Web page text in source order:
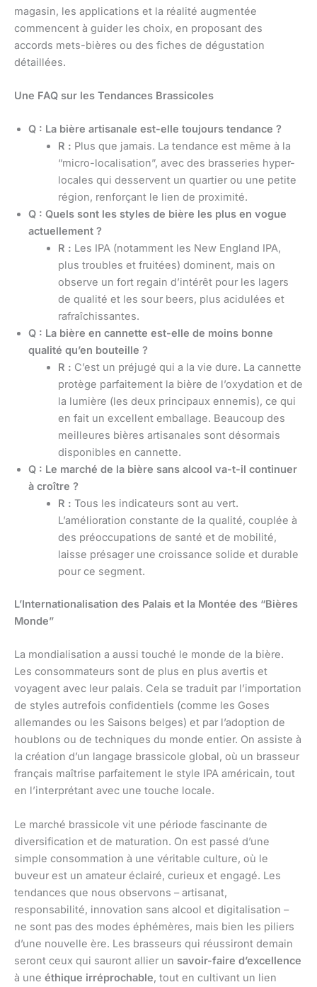
magasin, les applications et la réalité augmentée
commencent à guider les choix, en proposant des
accords mets-bières ou des fiches de dégustation
détaillées.
Une FAQ sur les Tendances Brassicoles
Q : La bière artisanale est-elle toujours tendance ?
R : Plus que jamais. La tendance est même à la
“micro-localisation”, avec des brasseries hyper-
locales qui desservent un quartier ou une petite
région, renforçant le lien de proximité.
Q : Quels sont les styles de bière les plus en vogue
actuellement ?
R : Les IPA (notamment les New England IPA,
plus troubles et fruitées) dominent, mais on
observe un fort regain d’intérêt pour les lagers
de qualité et les sour beers, plus acidulées et
rafraîchissantes.
Q : La bière en cannette est-elle de moins bonne
qualité qu’en bouteille ?
R : C’est un préjugé qui a la vie dure. La cannette
protège parfaitement la bière de l’oxydation et de
la lumière (les deux principaux ennemis), ce qui
en fait un excellent emballage. Beaucoup des
meilleures bières artisanales sont désormais
disponibles en cannette.
Q : Le marché de la bière sans alcool va-t-il continuer
à croître ?
R : Tous les indicateurs sont au vert.
L’amélioration constante de la qualité, couplée à
des préoccupations de santé et de mobilité,
laisse présager une croissance solide et durable
pour ce segment.
L’Internationalisation des Palais et la Montée des “Bières
Monde”
La mondialisation a aussi touché le monde de la bière.
Les consommateurs sont de plus en plus avertis et
voyagent avec leur palais. Cela se traduit par l’importation
de styles autrefois confidentiels (comme les Goses
allemandes ou les Saisons belges) et par l’adoption de
houblons ou de techniques du monde entier. On assiste à
la création d’un langage brassicole global, où un brasseur
français maîtrise parfaitement le style IPA américain, tout
en l’interprétant avec une touche locale.
Le marché brassicole vit une période fascinante de
diversification et de maturation. On est passé d’une
simple consommation à une véritable culture, où le
buveur est un amateur éclairé, curieux et engagé. Les
tendances que nous observons – artisanat,
responsabilité, innovation sans alcool et digitalisation –
ne sont pas des modes éphémères, mais bien les piliers
d’une nouvelle ère. Les brasseurs qui réussiront demain
seront ceux qui sauront allier un savoir-faire d’excellence
à une éthique irréprochable, tout en cultivant un lien